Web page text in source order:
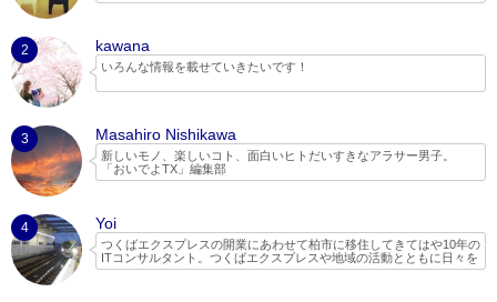
2 kawana
いろんな情報を載せていきたいです！
3 Masahiro Nishikawa
新しいモノ、楽しいコト、面白いヒトだいすきなアラサー男子。
「おいでよTX」編集部
4 Yoi
つくばエクスプレスの開業にあわせて柏市に移住してきてはや10年の
ITコンサルタント。つくばエクスプレスや地域の活動とともに日々を
過ごしています。